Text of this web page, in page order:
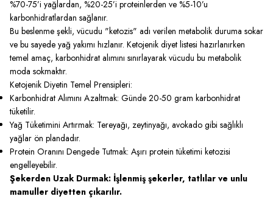
%70-75’i yağlardan, %20-25’i proteinlerden ve %5-10’u
karbonhidratlardan sağlanır.
Bu beslenme şekli, vücudu "ketozis" adı verilen metabolik duruma sokar
ve bu sayede yağ yakımı hızlanır. Ketojenik diyet listesi hazırlanırken
temel amaç, karbonhidrat alımını sınırlayarak vücudu bu metabolik
moda sokmaktır.
Ketojenik Diyetin Temel Prensipleri:
Karbonhidrat Alımını Azaltmak: Günde 20-50 gram karbonhidrat
tüketilir.
Yağ Tüketimini Artırmak: Tereyağı, zeytinyağı, avokado gibi sağlıklı
yağlar ön plandadır.
Protein Oranını Dengede Tutmak: Aşırı protein tüketimi ketozisi
engelleyebilir.
Şekerden Uzak Durmak: İşlenmiş şekerler, tatlılar ve unlu
mamuller diyetten çıkarılır.